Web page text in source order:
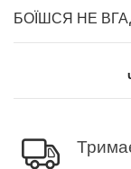
БОЇШСЯ НЕ